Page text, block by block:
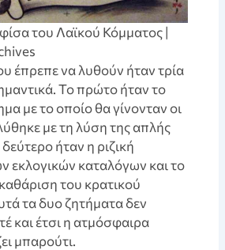
του Λαϊκού Κόμματος |
έπρεπε να λυθούν ήταν τρία
Το πρώτο ήταν το
με το οποίο θα γίνονταν οι
με τη λύση της απλής
ήταν η ριζική
εκλογικών καταλόγων και το
του κρατικού
τα δυο ζητήματα δεν
και έτσι η ατμόσφαιρα
μπαρούτι.